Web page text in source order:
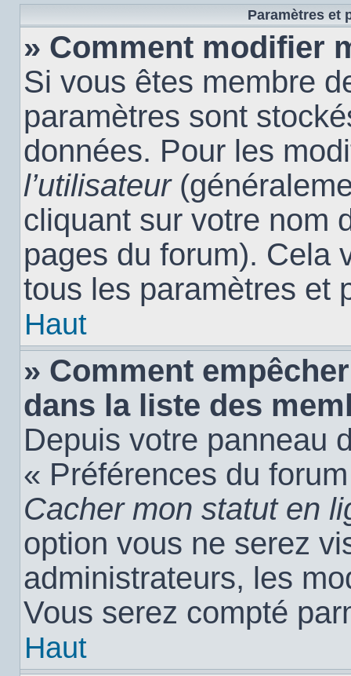
Paramètres et
» Comment modifier
Si vous êtes membre
paramètres sont
données. Pour les
l’utilisateur
cliquant sur votre nom
pages du forum). Cela
tous les paramètres et
Haut
» Comment
dans la liste des
Depuis votre panneau
« Préférences du
Cacher mon statut en
option vous ne serez
administrateurs, les
Vous serez compté
Haut